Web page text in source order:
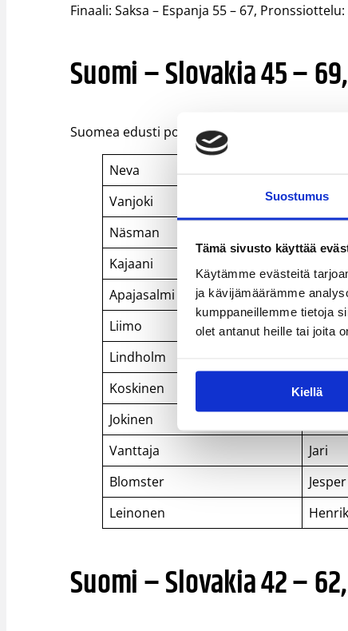
Suostumus
Tämä sivusto käyttää
Käytämme evästeitä
ja kävijämäärämme
kumppaneillemme tietoja
olet antanut heille tai joita
Kiellä
Finaali: Saksa – Espanja 55 – 67,
Suomi – Slovakia 45 –
Suomea edusti poikien kisoissa Pohjois-
Neva
Vanjoki
Viljami
Näsman
Kajaani
Apajasalmi
Lasse
Liimo
Ville
Lindholm
Koskinen
Jokinen
Vanttaja
Jari
Blomster
Jesper
Leinonen
Henrik
Suomi – Slovakia 42 –